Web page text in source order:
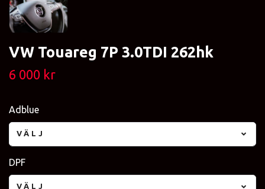
VW Touareg 7P 3.0TDI 262hk
6 000 kr
Adblue
VÄLJ
DPF
VÄLJ